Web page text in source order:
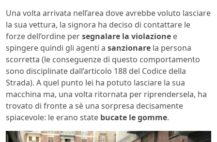
Una volta arrivata nell’area dove avrebbe voluto lasciare
la sua vettura, la signora ha deciso di contattare le
forze dell’ordine persegnalare la violazione e
spingere quindi gli agenti a sanzionare la persona
scorretta (le conseguenze di questo comportamento
sono disciplinate dall’articolo 188 del Codice della
Strada). A quel punto lei ha potuto lasciare la sua
macchina ma, una volta ritornata per riprendersela, ha
trovato di fronte a sè una sorpresa decisamente
spiacevole: le erano state bucate le gomme.